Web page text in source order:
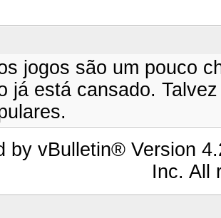
jogos são um pouco
já está cansado.
by vBulletin® Version
Inc. All